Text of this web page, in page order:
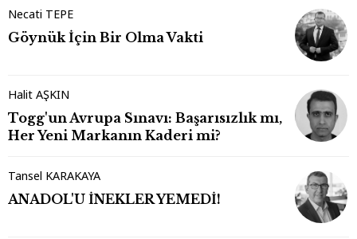
Necati TEPE
Göynük İçin Bir Olma Vakti
Halit AŞKIN
Togg'un Avrupa Sınavı: Başarısızlık mı,
Her Yeni Markanın Kaderi mi?
Tansel KARAKAYA
ANADOL'U İNEKLER YEMEDİ!